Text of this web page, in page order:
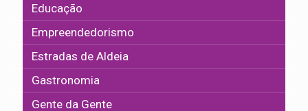
Educação
Empreendedorismo
Estradas de Aldeia
Gastronomia
Gente da Gente